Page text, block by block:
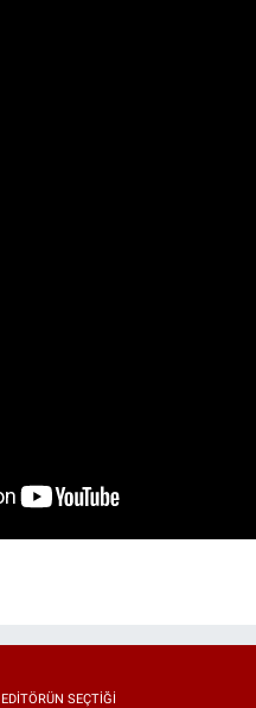
EDITÖRÜN SEÇTIĞI